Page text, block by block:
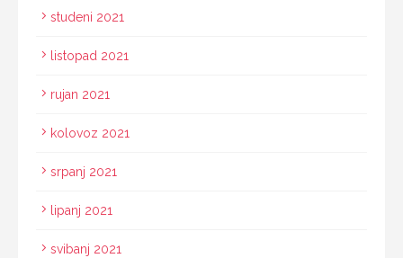
studeni 2021
listopad 2021
rujan 2021
kolovoz 2021
srpanj 2021
lipanj 2021
svibanj 2021